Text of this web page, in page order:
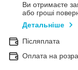
Ви отримаєте
або гроші
Детальніше
Післяплата
Оплата на